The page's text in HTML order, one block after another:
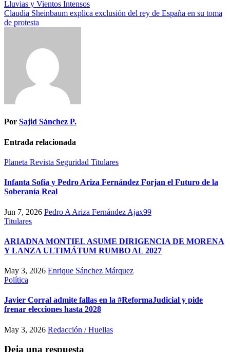
Lluvias y Vientos Intensos
Claudia Sheinbaum explica exclusión del rey de España en su toma
de protesta
Por Sajid Sánchez P.
Entrada relacionada
Planeta Revista Seguridad Titulares
Infanta Sofía y Pedro Ariza Fernández Forjan el Futuro de la
Soberanía Real
Jun 7, 2026 Pedro A Ariza Fernández Ajax99
Titulares
ARIADNA MONTIEL ASUME DIRIGENCIA DE MORENA
Y LANZA ULTIMÁTUM RUMBO AL 2027
May 3, 2026 Enrique Sánchez Márquez
Política
Javier Corral admite fallas en la #ReformaJudicial y pide
frenar elecciones hasta 2028
May 3, 2026 Redacción / Huellas
Deja una respuesta